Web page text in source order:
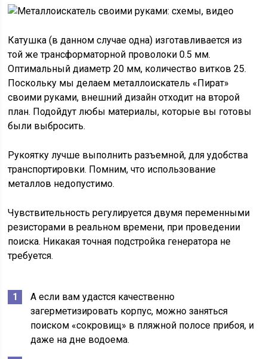
Катушка (в данном случае одна) изготавливается из
той же трансформаторной проволоки 0.5 мм.
Оптимальный диаметр 20 мм, количество витков 25.
Поскольку мы делаем металлоискатель «Пират»
своими руками, внешний дизайн отходит на второй
план. Подойдут любы материалы, которые вы готовы
были выбросить.
Рукоятку лучше выполнить разъемной, для удобства
транспортировки. Помним, что использование
металлов недопустимо.
Чувствительность регулируется двумя переменными
резисторами в реальном времени, при проведении
поиска. Никакая точная подстройка генератора не
требуется.
А если вам удастся качественно
загерметизировать корпус, можно заняться
поиском «сокровищ» в пляжной полосе прибоя, и
даже на дне водоема.